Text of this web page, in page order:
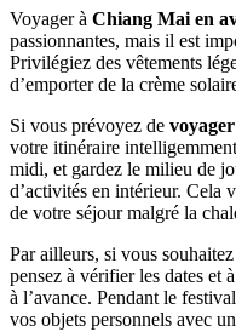
Voyager à Chiang Mai en
passionnantes, mais il est
Privilégiez des vêtements
d’emporter de la crème
Si vous prévoyez de
votre itinéraire
midi, et gardez le milieu de
d’activités en intérieur. Cela
de votre séjour malgré la
Par ailleurs, si vous
pensez à vérifier les dates et
à l’avance. Pendant le
vos objets personnels avec